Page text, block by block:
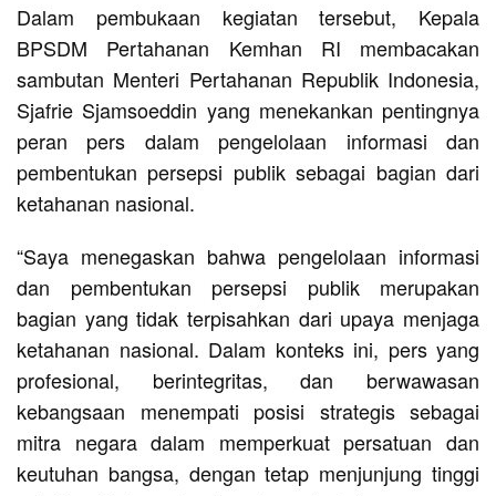
Dalam pembukaan kegiatan tersebut, Kepala
BPSDM Pertahanan Kemhan RI membacakan
sambutan Menteri Pertahanan Republik Indonesia,
Sjafrie Sjamsoeddin yang menekankan pentingnya
peran pers dalam pengelolaan informasi dan
pembentukan persepsi publik sebagai bagian dari
ketahanan nasional.
“Saya menegaskan bahwa pengelolaan informasi
dan pembentukan persepsi publik merupakan
bagian yang tidak terpisahkan dari upaya menjaga
ketahanan nasional. Dalam konteks ini, pers yang
profesional, berintegritas, dan berwawasan
kebangsaan menempati posisi strategis sebagai
mitra negara dalam memperkuat persatuan dan
keutuhan bangsa, dengan tetap menjunjung tinggi